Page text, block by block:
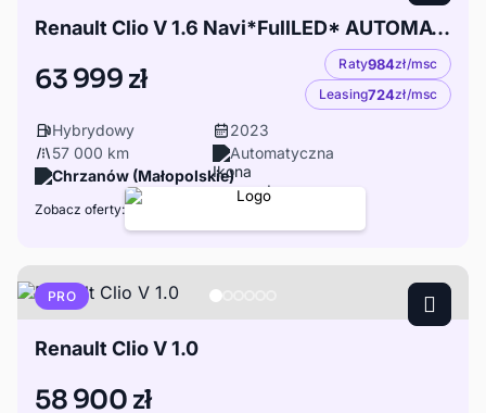
Renault Clio V 1.6 Navi*FullLED* AUTOMAT* PÓŁSKÓRA *Kamera *Serwis*Gwarancja
63 999 zł Raty984zł/msc
Leasing724zł/msc
Hybrydowy
2023
57 000 km
Automatyczna
Chrzanów (Małopolskie)
Zobacz oferty:
PRO
Renault Clio V 1.0
58 900 zł